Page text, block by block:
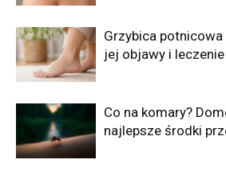
Grzybica
jej objawy i leczenie
Co na komary?
najlepsze środki